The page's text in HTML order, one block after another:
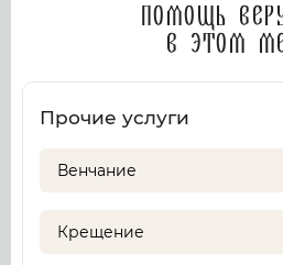
Помощь
в этом
Прочие услуги
Венчание
Крещение